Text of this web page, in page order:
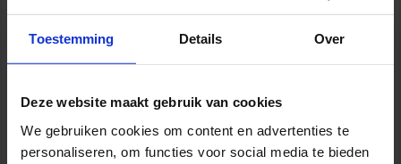
Toestemming Details Over
Deze website maakt gebruik van cookies
We gebruiken cookies om content en advertenties te
personaliseren, om functies voor social media te bieden